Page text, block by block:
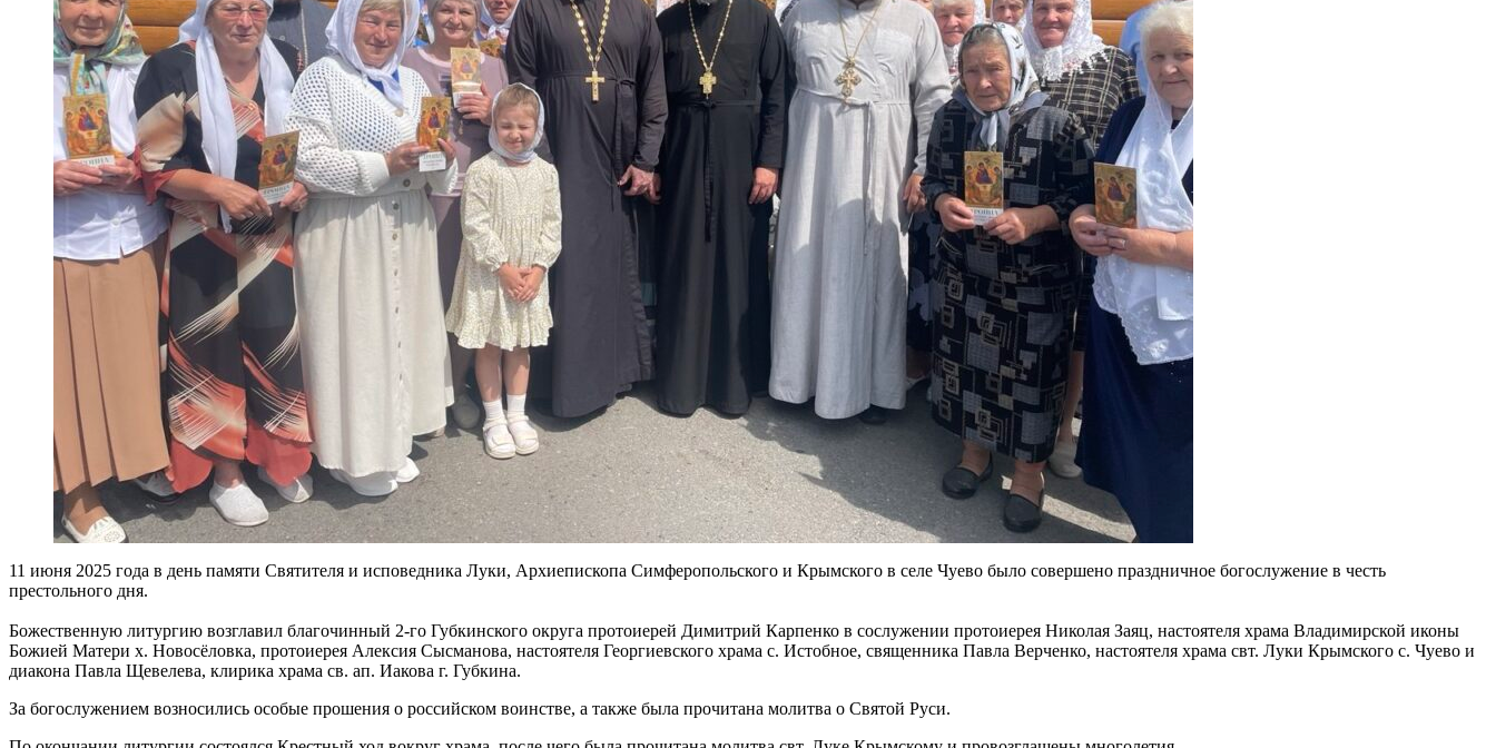
11 июня 2025 года в день памяти Святителя и исповедника Луки, Архиепископа Симферопольского и Крымского в селе Чуево было совершено праздничное богослужение в честь
престольного дня.
Божественную литургию возглавил благочинный 2-го Губкинского округа протоиерей Димитрий Карпенко в сослужении протоиерея Николая Заяц, настоятеля храма Владимирской иконы
Божией Матери х. Новосёловка, протоиерея Алексия Сысманова, настоятеля Георгиевского храма с. Истобное, священника Павла Верченко, настоятеля храма свт. Луки Крымского с. Чуево и
диакона Павла Щевелева, клирика храма св. ап. Иакова г. Губкина.
За богослужением возносились особые прошения о российском воинстве, а также была прочитана молитва о Святой Руси.